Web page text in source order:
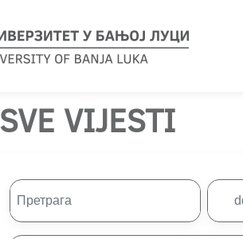
SVE VIJESTI